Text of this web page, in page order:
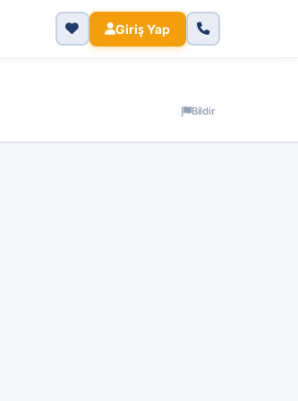
Giriş Yap
Bildir